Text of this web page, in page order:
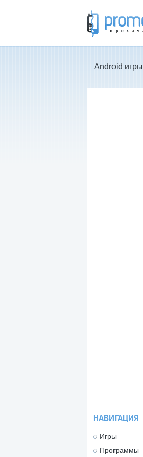
для Nokia,
Android игры
НАВИГАЦИЯ
Игры
Программы